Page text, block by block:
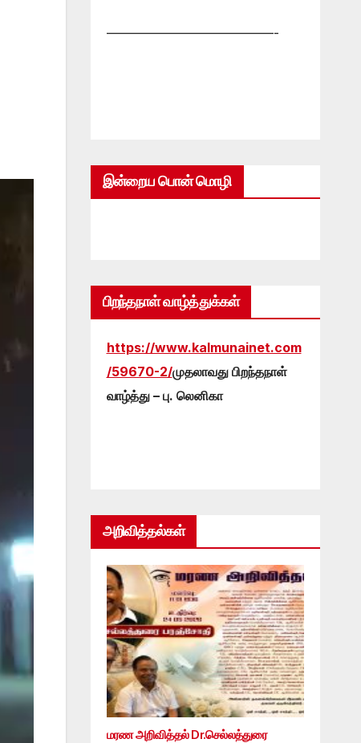
—————————————-
இன்றைய பொன் மொழி
பிறந்தநாள் வாழ்த்துக்கள்
https://www.kalmunainet.com
/59670-2/முதலாவது பிறந்தநாள்
வாழ்த்து – பு. லெனிகா
அறிவித்தல்கள்
மரண அறிவித்தல் Dr.செல்லத்துரை